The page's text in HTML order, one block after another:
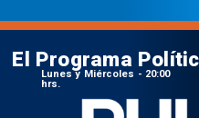
El Programa
Lunes y Miércoles - 20:00
hrs.